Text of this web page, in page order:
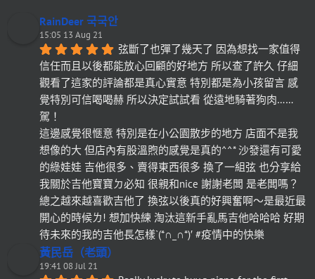
RainDeer 국국안
15:05 13 Aug 21
弦斷了也彈了幾天了 因為想找一家值得
信任而且以後都能放心回顧的好地方 所以查了許久 仔細
觀看了這家的評論都是真心實意 特別都是為小孩留言 感
覺特別可信喝喝赫 所以決定試試看 從遠地騎著狗肉……
駕！
這邊感覺很愜意 特別是在小公園散步的地方 店面不是我
想像的大 但店內有股溫煦的感覺是真的^^* 沙發還有可愛
的綠娃娃 吉他很多、賣得東西很多 換了一組弦 也分享給
我關於吉他寶寶ㄉ必知 很親和nice 謝謝老闆 是老闆嗎？
總之越來越喜歡吉他了 換弦以後真的好興奮啊～是最近最
開心的時候ㄌ! 想加快練 淘汰這新手亂馬吉他哈哈哈 好期
待未來的我的吉他長怎樣`(*∩_∩*)′ #疫情中的快樂
黃民岳（老頭）
19:41 08 Jul 21